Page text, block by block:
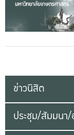
ข่าวนิสิต
ประชุม/สัมมนา